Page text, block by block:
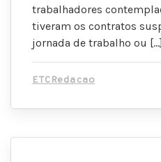
trabalhadores
tiveram os contratos
jornada de trabalho ou […]
ETCRedacao